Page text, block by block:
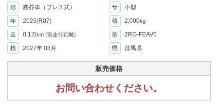
形 塵芥車（プレス式） サ
小型
年
2025(R07) 積 2,000kg
走 0.1万km (実走行距離) 型
2RG-FEAV0
検
2027年 03月 県 群馬県
販売価格
お問い合わせください。